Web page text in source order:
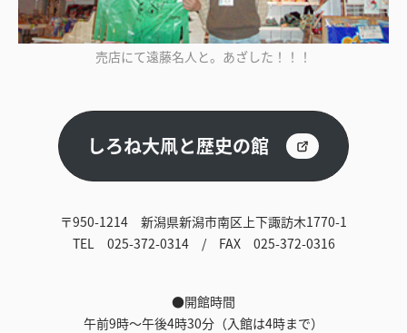
売店にて遠藤名人と。あざした！！！
しろね大凧と歴史の館
〒950-1214 新潟県新潟市南区上下諏訪木1770-1
TEL 025-372-0314 / FAX 025-372-0316
●開館時間
午前9時～午後4時30分（入館は4時まで）